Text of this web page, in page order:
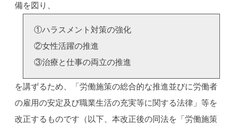
備を図り、
①ハラスメント対策の強化
②女性活躍の推進
③治療と仕事の両立の推進
を講ずるため、「労働施策の総合的な推進並びに労働者
の雇用の安定及び職業生活の充実等に関する法律」等を
改正するものです（以下、本改正後の同法を「労働施策